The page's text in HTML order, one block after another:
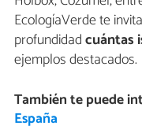
EcologíaVerde te
profundidadcuántas
ejemplos destacados.
También te puede
España